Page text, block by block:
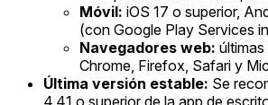
Móvil: iOS 17 o superior,
(con Google Play Services
Navegadores web:
Chrome, Firefox, Safari y
Última versión estable: Se
4.41 o superior de la app de